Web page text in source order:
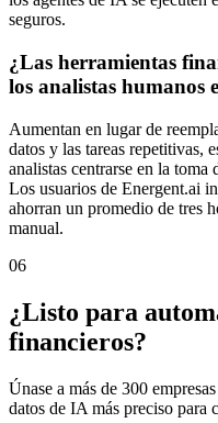
seguros.
¿Las herramientas
los analistas humanos
Aumentan en lugar de
datos y las tareas repetitivas,
analistas centrarse en la toma
Los usuarios de Energent.ai
ahorran un promedio de tres
manual.
06
¿Listo para
financieros?
Únase a más de 300
datos de IA más preciso para